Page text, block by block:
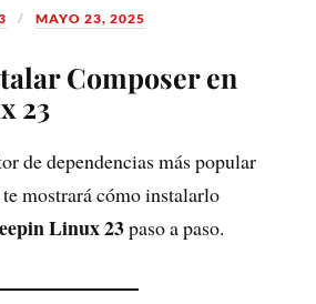
MAYO 23, 2025
Composer en
23
de dependencias más popular
mostrará cómo instalarlo
Linux 23paso a paso.